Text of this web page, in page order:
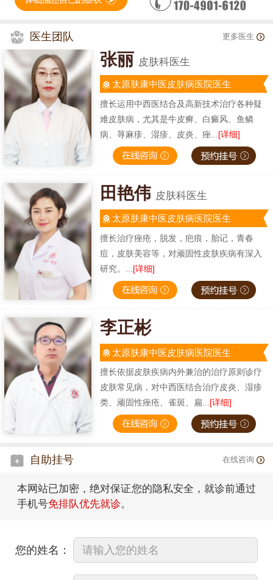
医生团队 更多医生
张丽 皮肤科医生
太原肤康中医皮肤病医院医生
擅长运用中西医结合及高新技术治疗各种疑
难皮肤病，尤其是牛皮癣、白癜风、鱼鳞
病、荨麻疹、湿疹、皮炎、痤... [详细]
田艳伟 皮肤科医生
太原肤康中医皮肤病医院医生
擅长治疗痤疮，脱发，疤痕，胎记，青春
痘，皮肤美容等，对顽固性皮肤疾病有深入
研究。... [详细]
李正彬
太原肤康中医皮肤病医院医生
擅长依据皮肤疾病内外兼治的治疗原则诊疗
皮肤常见病，对中西医结合治疗皮炎、湿疹
类、顽固性痤疮、雀斑、扁...[详细]
自助挂号 在线咨询
本网站已加密，绝对保证您的隐私安全，就诊前通过
手机号免排队优先就诊。
您的姓名：